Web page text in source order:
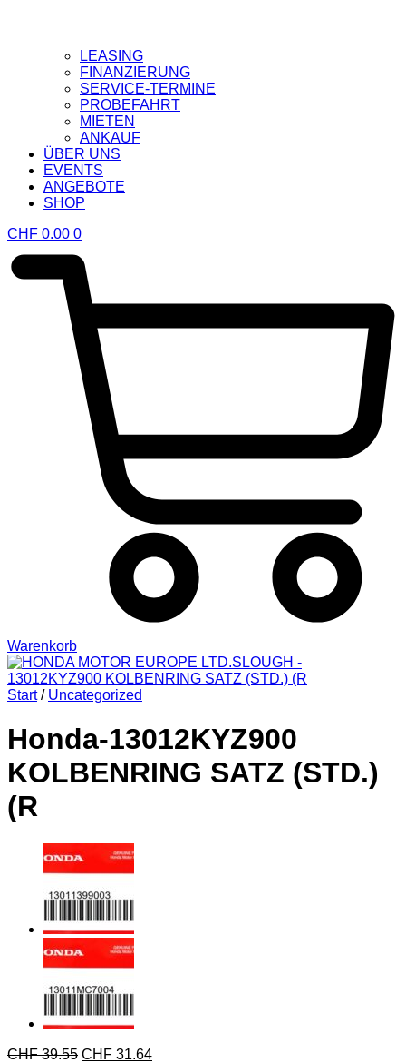
LEASING
FINANZIERUNG
SERVICE-TERMINE
PROBEFAHRT
MIETEN
ANKAUF
ÜBER UNS
EVENTS
ANGEBOTE
SHOP
CHF 0.00 0
Warenkorb
Start / Uncategorized
Honda-13012KYZ900
KOLBENRING SATZ (STD.)
(R
CHF39.55 CHF 31.64